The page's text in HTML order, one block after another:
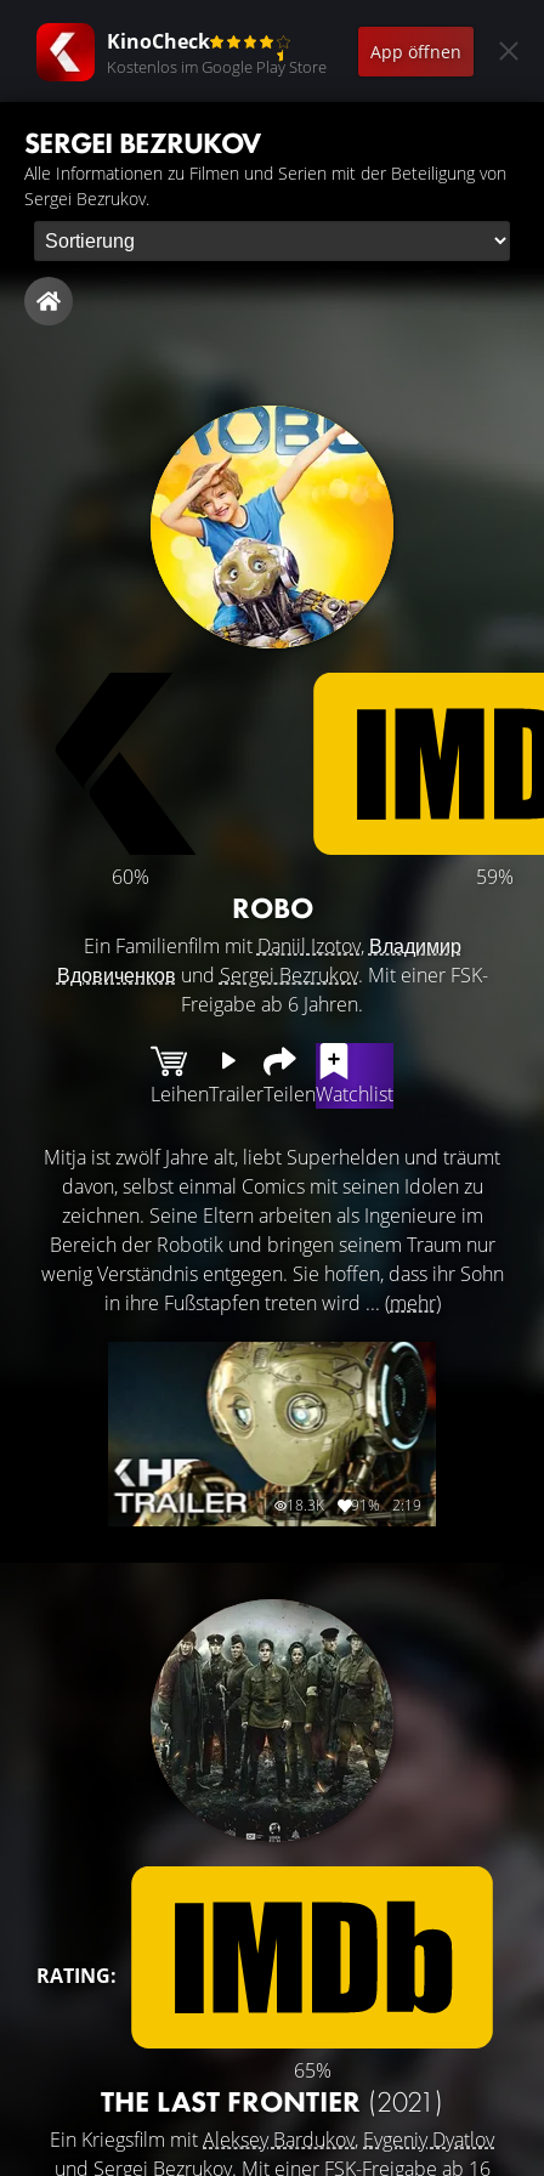
KinoCheck
Kostenlos im Google Play Store
App öffnen
SERGEI BEZRUKOV
Alle Informationen zu Filmen und Serien mit der Beteiligung von
Sergei Bezrukov.
60% 59%
ROBO
Ein Familienfilm mit Daniil Izotov, Владимир
Вдовиченков und Sergei Bezrukov. Mit einer FSK-
Freigabe ab 6 Jahren.
LeihenTrailerTeilenWatchlist
Mitja ist zwölf Jahre alt, liebt Superhelden und träumt
davon, selbst einmal Comics mit seinen Idolen zu
zeichnen. Seine Eltern arbeiten als Ingenieure im
Bereich der Robotik und bringen seinem Traum nur
wenig Verständnis entgegen. Sie hoffen, dass ihr Sohn
in ihre Fußstapfen treten wird ... (mehr)
18.3K 91% 2:19
RATING:
65%
THE LAST FRONTIER (2021)
Ein Kriegsfilm mitAleksey Bardukov, Evgeniy Dyatlov
und Sergei Bezrukov. Mit einer FSK-Freigabe ab 16